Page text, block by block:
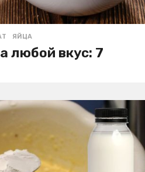
,ЯЙЦА
любой вкус: 7